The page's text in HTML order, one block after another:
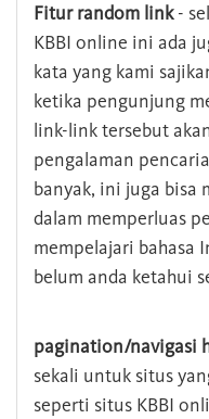
Fitur random link-
KBBI online ini ada
kata yang kami
ketika pengunjung
link-link tersebut
pengalaman
banyak, ini juga bisa
dalam memperluas
mempelajari bahasa
belum anda ketahui
pagination/navigasi
sekali untuk situs
seperti situs KBBI